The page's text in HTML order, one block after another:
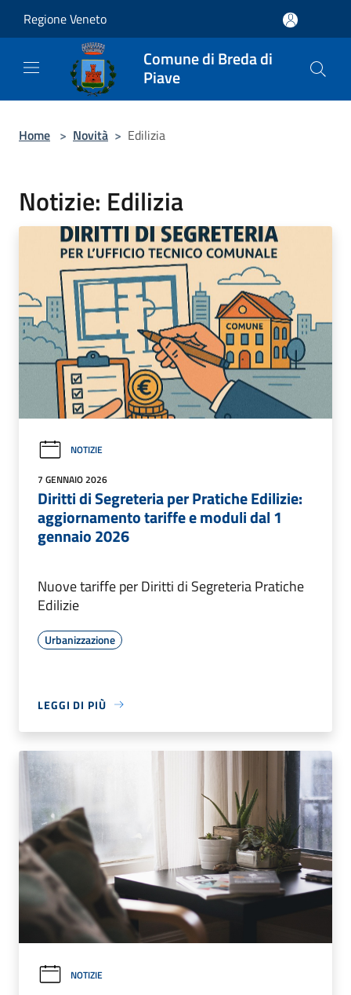
Regione Veneto
Comune di Breda di
Piave
Home > Novità > Edilizia
Notizie: Edilizia
NOTIZIE
7 GENNAIO 2026
Diritti di Segreteria per Pratiche Edilizie:
aggiornamento tariffe e moduli dal 1
gennaio 2026
Nuove tariffe per Diritti di Segreteria Pratiche
Edilizie
Urbanizzazione
LEGGI DI PIÙ
NOTIZIE